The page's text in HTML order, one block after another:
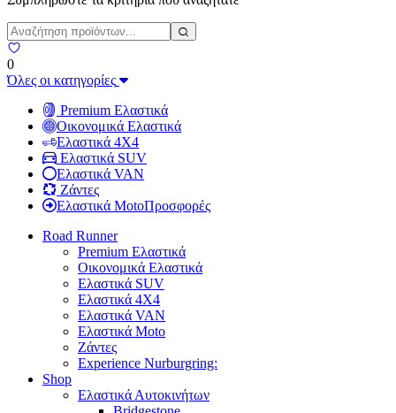
0
Όλες οι κατηγορίες
Premium Ελαστικά
Οικονομικά Ελαστικά
Ελαστικά 4X4
Ελαστικά SUV
Ελαστικά VAN
Ζάντες
Ελαστικά MotoΠροσφορές
Road Runner
Premium Ελαστικά
Οικονομικά Ελαστικά
Ελαστικά SUV
Ελαστικά 4X4
Ελαστικά VAN
Ελαστικά Moto
Ζάντες
Experience Nurburgring:
Shop
Ελαστικά Αυτοκινήτων